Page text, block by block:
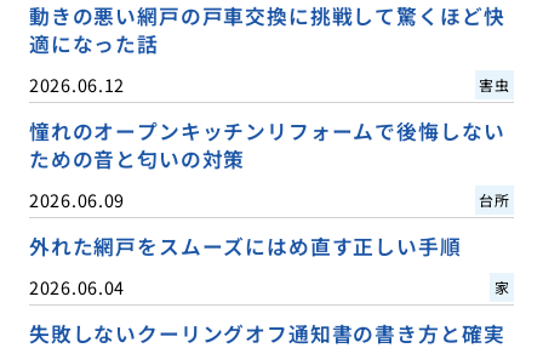
動きの悪い網戸の戸車交換に挑戦して驚くほど快
適になった話
2026.06.12 害虫
憧れのオープンキッチンリフォームで後悔しない
ための音と匂いの対策
2026.06.09 台所
外れた網戸をスムーズにはめ直す正しい手順
2026.06.04 家
失敗しないクーリングオフ通知書の書き方と確実